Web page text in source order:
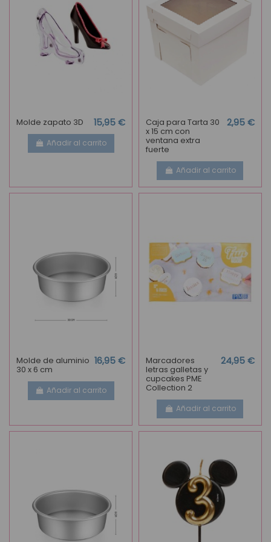
Molde zapato 3D 15,95 €
Añadir al carrito
Caja para Tarta 30
x 15 cm con
ventana extra
fuerte
2,95 €
Añadir al carrito
Molde de aluminio
30 x 6 cm
16,95 €
Añadir al carrito
Marcadores
letras galletas y
cupcakes PME
Collection 2
24,95 €
Añadir al carrito